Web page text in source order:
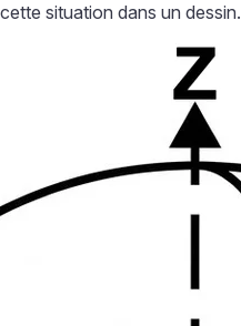
cette situation dans un dessin.